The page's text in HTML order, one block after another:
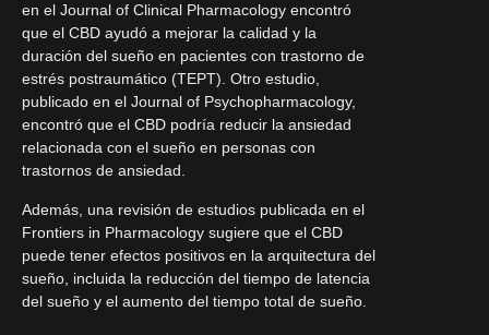
en el Journal of Clinical Pharmacology encontró
que el CBD ayudó a mejorar la calidad y la
duración del sueño en pacientes con trastorno de
estrés postraumático (TEPT). Otro estudio,
publicado en el Journal of Psychopharmacology,
encontró que el CBD podría reducir la ansiedad
relacionada con el sueño en personas con
trastornos de ansiedad.
Además, una revisión de estudios publicada en el
Frontiers in Pharmacology sugiere que el CBD
puede tener efectos positivos en la arquitectura del
sueño, incluida la reducción del tiempo de latencia
del sueño y el aumento del tiempo total de sueño.